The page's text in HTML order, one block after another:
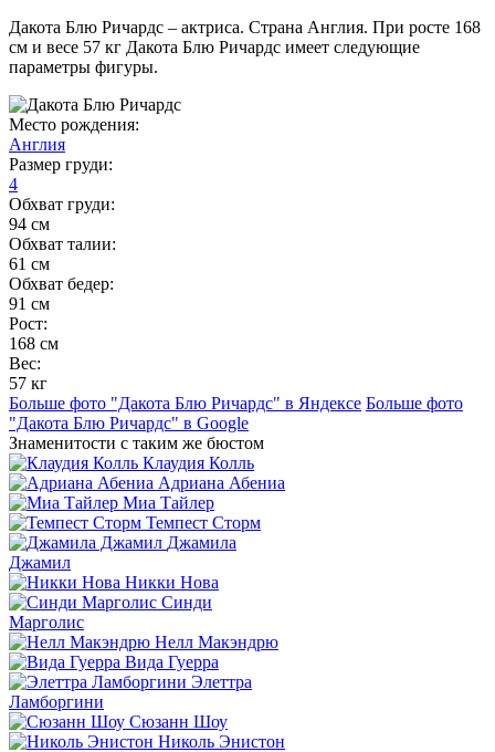
Дакота Блю Ричардс – актриса. Страна Англия. При росте 168
см и весе 57 кг Дакота Блю Ричардс имеет следующие
параметры фигуры.
Место рождения:
Англия
Размер груди:
4
Обхват груди:
94 см
Обхват талии:
61 см
Обхват бедер:
91 см
Рост:
168 см
Вес:
57 кг
Больше фото "Дакота Блю Ричардс" в Яндексе Больше фото
"Дакота Блю Ричардс" в Google
Знаменитости с таким же бюстом
Клаудия Колль
Адриана Абениа
Миа Тайлер
Темпест Сторм
Джамила
Джамил
Никки Нова
Синди
Марголис
Нелл Макэндрю
Вида Гуерра
Элеттра
Ламборгини
Сюзанн Шоу
Николь Энистон